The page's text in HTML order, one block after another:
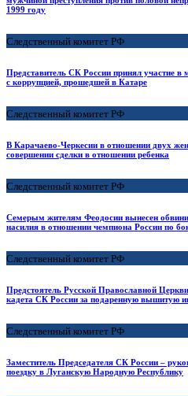
1999 году
Следственный комитет РФ
Представитель СК России принял участие
с коррупцией, прошедшей в Катаре
Следственный комитет РФ
В Карачаево-Черкесии в отношении двух
совершении сделки в отношении ребенка
Следственный комитет РФ
Семерым жителям Феодосии вынесен
насилия в отношении чемпиона России по
Следственный комитет РФ
Предстоятель Русской Православной
кадета СК России за подаренную вышитую
Следственный комитет РФ
Заместитель Председателя СК России –
поездку в Луганскую Народную Республику